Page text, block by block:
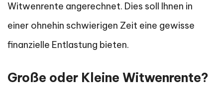
Witwenrente angerechnet. Dies soll Ihnen in
einer ohnehin schwierigen Zeit eine gewisse
finanzielle Entlastung bieten.
Große oder Kleine Witwenrente?